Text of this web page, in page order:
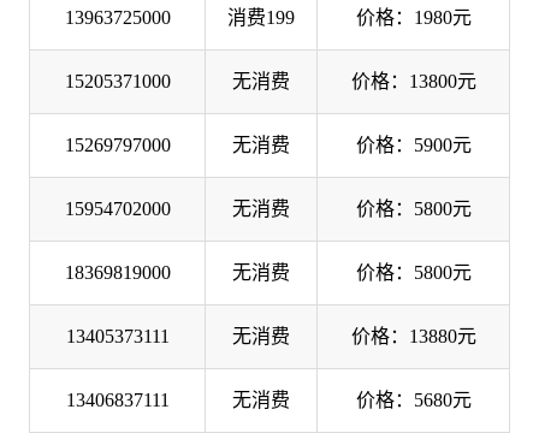
13963725000 消费199 价格：1980元
15205371000 无消费 价格：13800元
15269797000 无消费 价格：5900元
15954702000 无消费 价格：5800元
18369819000 无消费 价格：5800元
13405373111 无消费 价格：13880元
13406837111 无消费 价格：5680元